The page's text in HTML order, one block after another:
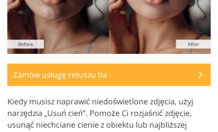
Zamów usługę retuszu tła
Kiedy musisz naprawić niedoświetlone zdjęcia, użyj
narzędzia „Usuń cień”. Pomoże Ci rozjaśnić zdjęcie,
usunąć niechciane cienie z obiektu lub najbliższej